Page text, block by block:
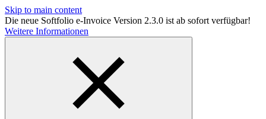
Skip to main content
Die neue Softfolio e-Invoice Version 2.3.0 ist ab sofort verfügbar!
Weitere Informationen